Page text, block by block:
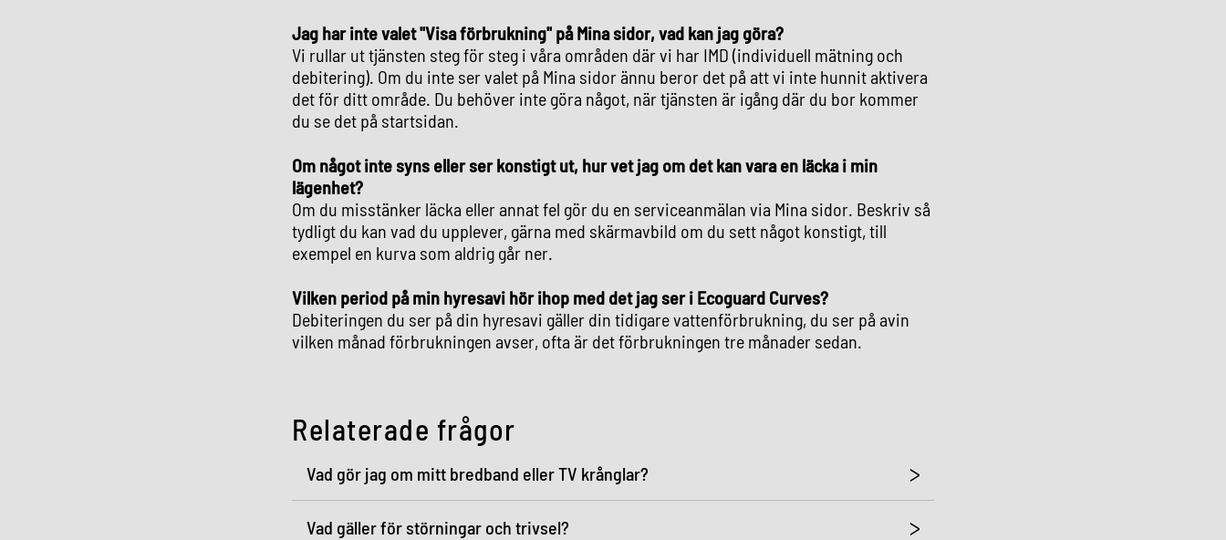
Jag har inte valet "Visa förbrukning" på Mina sidor, vad kan jag göra?
Vi rullar ut tjänsten steg för steg i våra områden där vi har IMD (individuell mätning och
debitering). Om du inte ser valet på Mina sidor ännu beror det på att vi inte hunnit aktivera
det för ditt område. Du behöver inte göra något, när tjänsten är igång där du bor kommer
du se det på startsidan.
Om något inte syns eller ser konstigt ut, hur vet jag om det kan vara en läcka i min
lägenhet?
Om du misstänker läcka eller annat fel gör du en serviceanmälan via Mina sidor. Beskriv så
tydligt du kan vad du upplever, gärna med skärmavbild om du sett något konstigt, till
exempel en kurva som aldrig går ner.
Vilken period på min hyresavi hör ihop med det jag ser i Ecoguard Curves?
Debiteringen du ser på din hyresavi gäller din tidigare vattenförbrukning, du ser på avin
vilken månad förbrukningen avser, ofta är det förbrukningen tre månader sedan.
Relaterade frågor
Vad gör jag om mitt bredband eller TV krånglar?
Vad gäller för störningar och trivsel?